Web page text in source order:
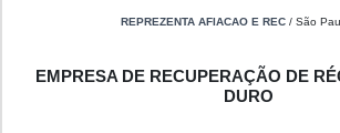
REPREZENTA AFIACAO E REC / São
EMPRESA DE RECUPERAÇÃO DE
DURO